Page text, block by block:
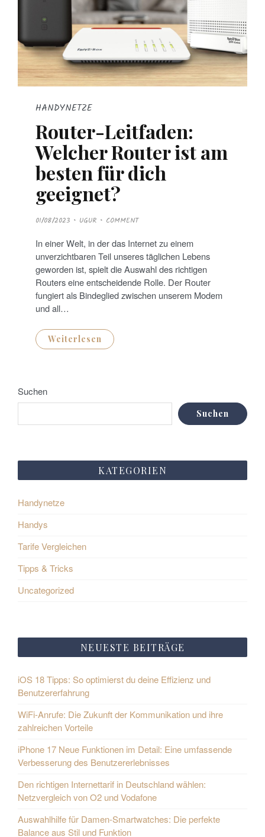
HANDYNETZE
Router-Leitfaden:
Welcher Router ist am
besten für dich
geeignet?
P
O
T
E
D
O
N
01/08/2023 UGUR COMMENT
In einer Welt, in der das Internet zu einem
unverzichtbaren Teil unseres täglichen Lebens
geworden ist, spielt die Auswahl des richtigen
Routers eine entscheidende Rolle. Der Router
fungiert als Bindeglied zwischen unserem Modem
und all…
Weiterlesen
Suchen
Suchen
KATEGORIEN
Handynetze
Handys
Tarife Vergleichen
Tipps & Tricks
Uncategorized
NEUESTE BEITRÄGE
iOS 18 Tipps: So optimierst du deine Effizienz und
Benutzererfahrung
WiFi-Anrufe: Die Zukunft der Kommunikation und ihre
zahlreichen Vorteile
iPhone 17 Neue Funktionen im Detail: Eine umfassende
Verbesserung des Benutzererlebnisses
Den richtigen Internettarif in Deutschland wählen:
Netzvergleich von O2 und Vodafone
Auswahlhilfe für Damen-Smartwatches: Die perfekte
Balance aus Stil und Funktion